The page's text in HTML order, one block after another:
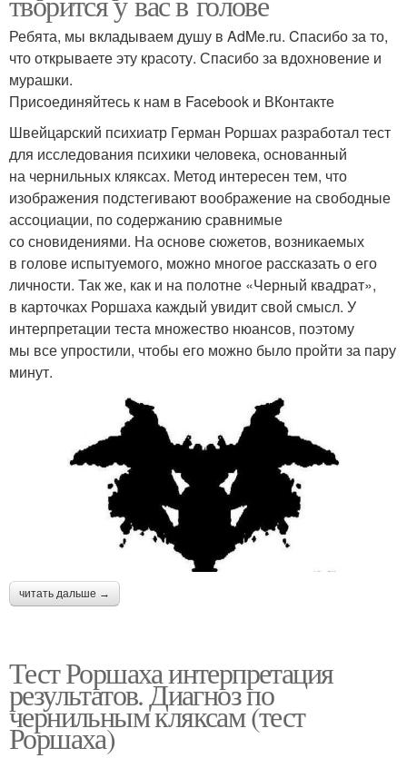
Ребята, мы вкладываем душу в AdMe.ru. Cпасибо за то,
что открываете эту красоту. Спасибо за вдохновение и
мурашки.
Присоединяйтесь к нам в Facebook и ВКонтакте
Швейцарский психиатр Герман Роршах разработал тест
для исследования психики человека, основанный
на чернильных кляксах. Метод интересен тем, что
изображения подстегивают воображение на свободные
ассоциации, по содержанию сравнимые
со сновидениями. На основе сюжетов, возникаемых
в голове испытуемого, можно многое рассказать о его
личности. Так же, как и на полотне «Черный квадрат»,
в карточках Роршаха каждый увидит свой смысл. У
интерпретации теста множество нюансов, поэтому
мы все упростили, чтобы его можно было пройти за пару
минут.
читать дальше →
Тест Роршаха интерпретация
результатов. Диагноз по
чернильным кляксам (тест
Роршаха)